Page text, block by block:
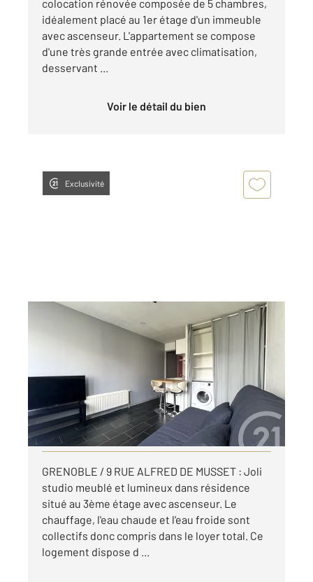
colocation rénovée composée de 5 chambres,
idéalement placé au 1er étage d'un immeuble
avec ascenseur. L'appartement se compose
d'une très grande entrée avec climatisation,
desservant ...
Voir le détail du bien
Exclusivité
GRENOBLE 38
Appartement Studio à louer
495 €
par mois charges comprises
Visiter le site dédié
GRENOBLE / 9 RUE ALFRED DE MUSSET : Joli
studio meublé et lumineux dans résidence
situé au 3ème étage avec ascenseur. Le
chauffage, l'eau chaude et l'eau froide sont
collectifs donc compris dans le loyer total. Ce
logement dispose d ...